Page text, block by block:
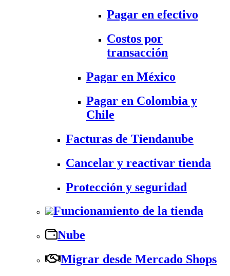
Pagar en efectivo
Costos por
transacción
Pagar en México
Pagar en Colombia y
Chile
Facturas de Tiendanube
Cancelar y reactivar tienda
Protección y seguridad
Funcionamiento de la tienda
Nube
Migrar desde Mercado Shops